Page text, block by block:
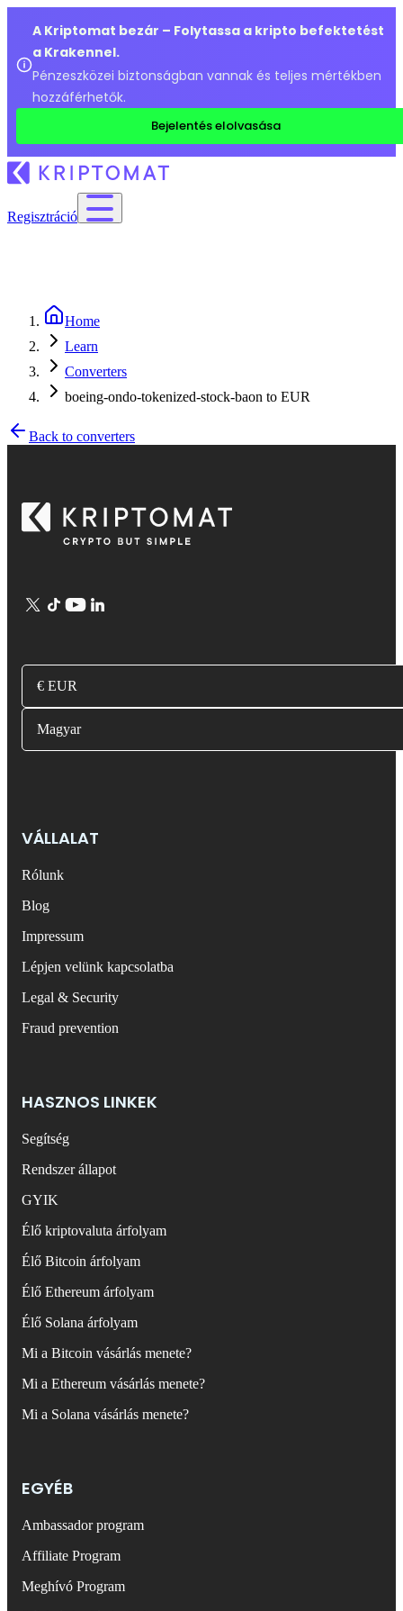
A Kriptomat bezár – Folytassa a kripto befektetést
a Krakennel.
Pénzeszközei biztonságban vannak és teljes mértékben
hozzáférhetők.
Bejelentés elolvasása
Regisztráció
Home
Learn
Converters
boeing-ondo-tokenized-stock-baon to EUR
Back to converters
€ EUR
Magyar
VÁLLALAT
Rólunk
Blog
Impressum
Lépjen velünk kapcsolatba
Legal & Security
Fraud prevention
HASZNOS LINKEK
Segítség
Rendszer állapot
GYIK
Élő kriptovaluta árfolyam
Élő Bitcoin árfolyam
Élő Ethereum árfolyam
Élő Solana árfolyam
Mi a Bitcoin vásárlás menete?
Mi a Ethereum vásárlás menete?
Mi a Solana vásárlás menete?
EGYÉB
Ambassador program
Affiliate Program
Meghívó Program